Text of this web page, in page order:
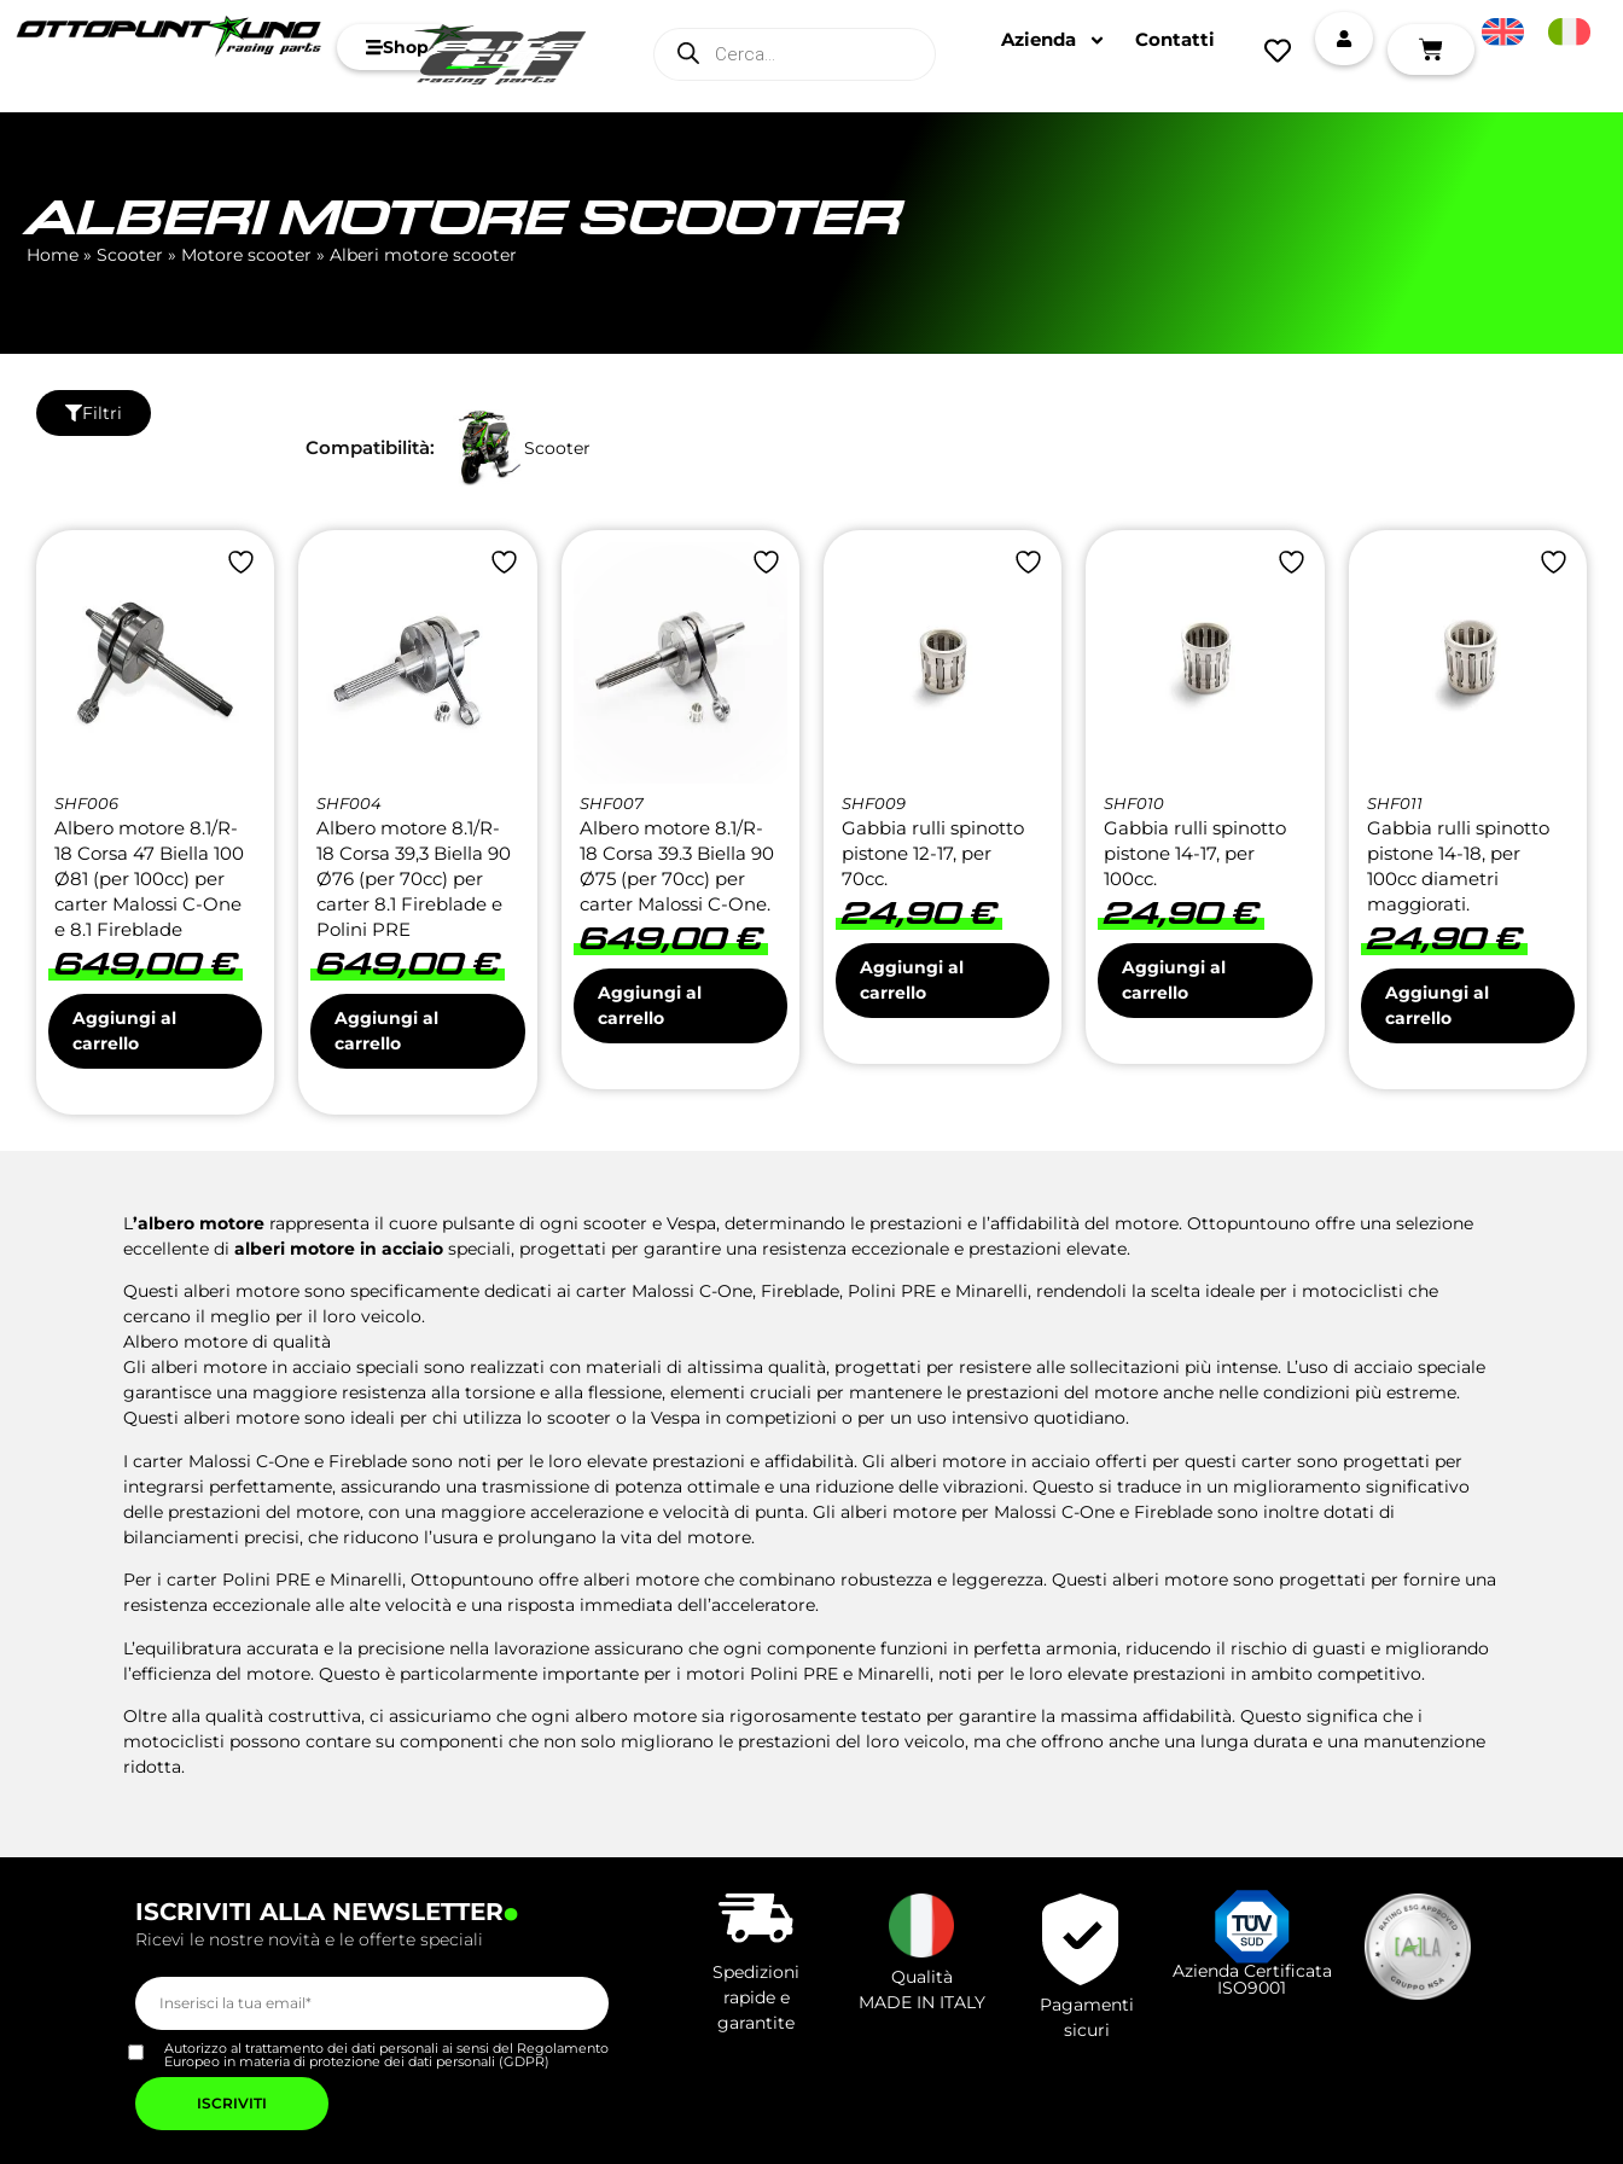
Shop Azienda Contatti
ALBERI MOTORE SCOOTER
Home » Scooter » Motore scooter » Alberi motore scooter
Filtri
Compatibilità: Scooter
SHF006
Albero motore 8.1/R-
18 Corsa 47 Biella 100
Ø81 (per 100cc) per
carter Malossi C-One
e 8.1 Fireblade
649,00€
Aggiungi al
carrello
SHF004
Albero motore 8.1/R-
18 Corsa 39,3 Biella 90
Ø76 (per 70cc) per
carter 8.1 Fireblade e
Polini PRE
649,00€
Aggiungi al
carrello
SHF007
Albero motore 8.1/R-
18 Corsa 39.3 Biella 90
Ø75 (per 70cc) per
carter Malossi C-One.
649,00€
Aggiungi al
carrello
SHF009
Gabbia rulli spinotto
pistone 12-17, per
70cc.
24,90€
Aggiungi al
carrello
SHF010
Gabbia rulli spinotto
pistone 14-17, per
100cc.
24,90€
Aggiungi al
carrello
SHF011
Gabbia rulli spinotto
pistone 14-18, per
100cc diametri
maggiorati.
24,90€
Aggiungi al
carrello
L’albero motore rappresenta il cuore pulsante di ogni scooter e Vespa, determinando le prestazioni e l’affidabilità del motore. Ottopuntouno offre una selezione
eccellente di alberi motore in acciaio speciali, progettati per garantire una resistenza eccezionale e prestazioni elevate.
Questi alberi motore sono specificamente dedicati ai carter Malossi C-One, Fireblade, Polini PRE e Minarelli, rendendoli la scelta ideale per i motociclisti che
cercano il meglio per il loro veicolo.
Albero motore di qualità
Gli alberi motore in acciaio speciali sono realizzati con materiali di altissima qualità, progettati per resistere alle sollecitazioni più intense. L’uso di acciaio speciale
garantisce una maggiore resistenza alla torsione e alla flessione, elementi cruciali per mantenere le prestazioni del motore anche nelle condizioni più estreme.
Questi alberi motore sono ideali per chi utilizza lo scooter o la Vespa in competizioni o per un uso intensivo quotidiano.
I carter Malossi C-One e Fireblade sono noti per le loro elevate prestazioni e affidabilità. Gli alberi motore in acciaio offerti per questi carter sono progettati per
integrarsi perfettamente, assicurando una trasmissione di potenza ottimale e una riduzione delle vibrazioni. Questo si traduce in un miglioramento significativo
delle prestazioni del motore, con una maggiore accelerazione e velocità di punta. Gli alberi motore per Malossi C-One e Fireblade sono inoltre dotati di
bilanciamenti precisi, che riducono l’usura e prolungano la vita del motore.
Per i carter Polini PRE e Minarelli, Ottopuntouno offre alberi motore che combinano robustezza e leggerezza. Questi alberi motore sono progettati per fornire una
resistenza eccezionale alle alte velocità e una risposta immediata dell’acceleratore.
L’equilibratura accurata e la precisione nella lavorazione assicurano che ogni componente funzioni in perfetta armonia, riducendo il rischio di guasti e migliorando
l’efficienza del motore. Questo è particolarmente importante per i motori Polini PRE e Minarelli, noti per le loro elevate prestazioni in ambito competitivo.
Oltre alla qualità costruttiva, ci assicuriamo che ogni albero motore sia rigorosamente testato per garantire la massima affidabilità. Questo significa che i
motociclisti possono contare su componenti che non solo migliorano le prestazioni del loro veicolo, ma che offrono anche una lunga durata e una manutenzione
ridotta.
ISCRIVITI ALLA NEWSLETTER.
Ricevi le nostre novità e le offerte speciali
Autorizzo al trattamento dei dati personali ai sensi del Regolamento
Europeo in materia di protezione dei dati personali (GDPR)
Si
prega
di
lasciare
Spedizioni
rapide e
garantite
Qualità
MADE IN ITALY
Pagamenti
sicuri
Azienda Certificata
ISO9001